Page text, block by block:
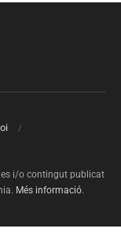
i/o contingut publicat
Més informació.